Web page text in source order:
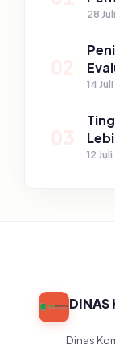
28
14
12
DINAS
Dinas